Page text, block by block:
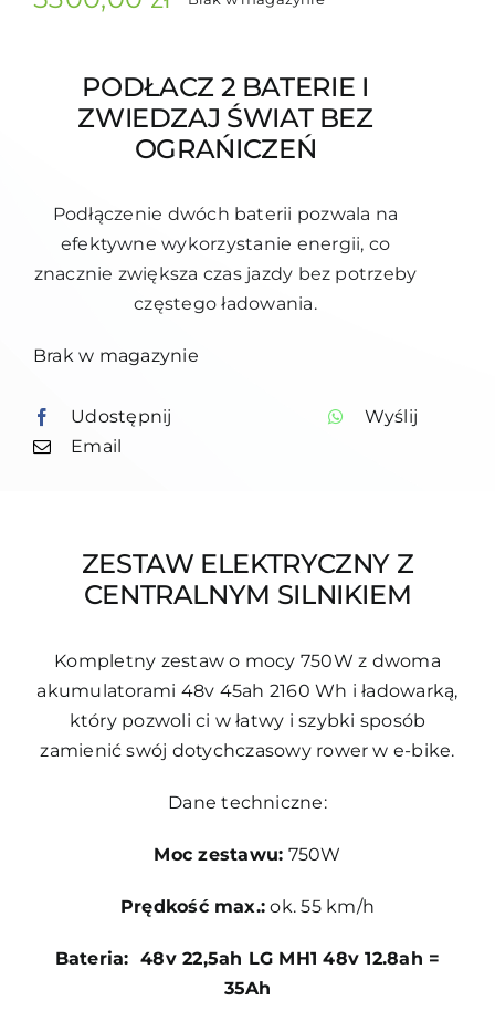
PODŁACZ 2 BATERIE I
ZWIEDZAJ ŚWIAT BEZ
OGRAŃICZEŃ
Podłączenie dwóch baterii pozwala na
efektywne wykorzystanie energii, co
znacznie zwiększa czas jazdy bez potrzeby
częstego ładowania.
Brak w magazynie
Udostępnij
Wyślij
Email
ZESTAW ELEKTRYCZNY Z
CENTRALNYM SILNIKIEM
Kompletny zestaw o mocy 750W z dwoma
akumulatorami 48v 45ah 2160 Wh i ładowarką,
który pozwoli ci w łatwy i szybki sposób
zamienić swój dotychczasowy rower w e-bike.
Dane techniczne:
Moc zestawu: 750W
Prędkość max.: ok. 55 km/h
Bateria: 48v 22,5ah LG MH1 48v 12.8ah =
35Ah